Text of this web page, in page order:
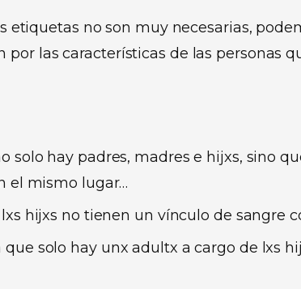
etiquetas no son muy necesarias,
por las características de las personas
solo hay padres, madres e hijxs, sino
el mismo lugar…
hijxs no tienen un vínculo de sangre
que solo hay unx adultx a cargo de lxs